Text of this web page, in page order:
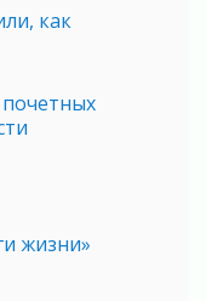
как
жизни»